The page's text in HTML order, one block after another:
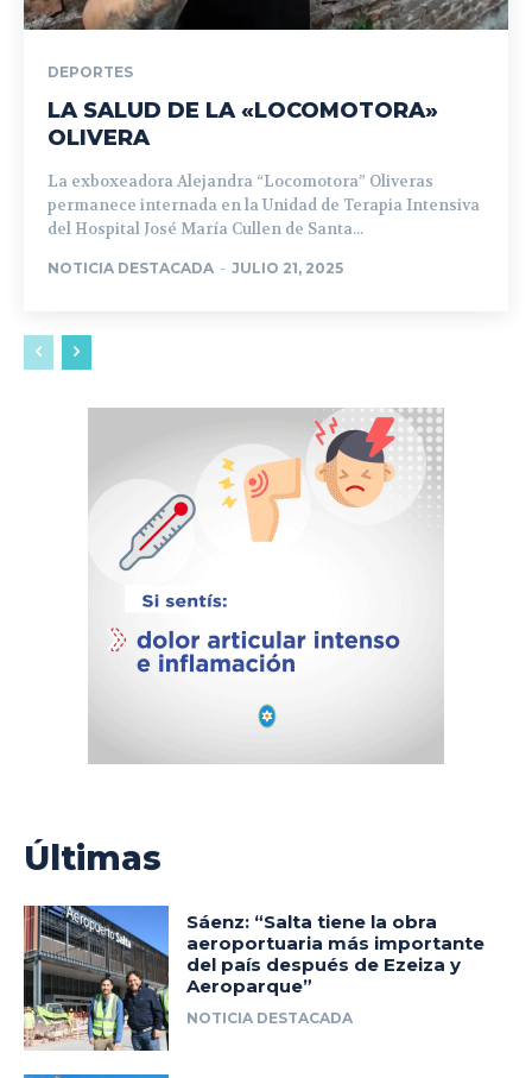
DEPORTES
LA SALUD DE LA «LOCOMOTORA»
OLIVERA
La exboxeadora Alejandra “Locomotora” Oliveras
permanece internada en la Unidad de Terapia Intensiva
del Hospital José María Cullen de Santa...
NOTICIA DESTACADA - JULIO 21, 2025
Últimas
Sáenz: “Salta tiene la obra
aeroportuaria más importante
del país después de Ezeiza y
Aeroparque”
NOTICIA DESTACADA